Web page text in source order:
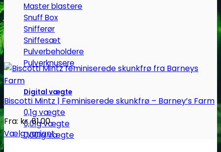
Master blastere
Snuff Box
Snifferør
Sniffesæt
Pulverbeholdere
Pulverknusere
Digital vægte
0,1g vægte
0,01g vægte
0,001g vægte
Biscotti Mintz | Feminiserede skunkfrø – Barney’s Farm
Fra: kr.81.00
Vælg variant
Dette